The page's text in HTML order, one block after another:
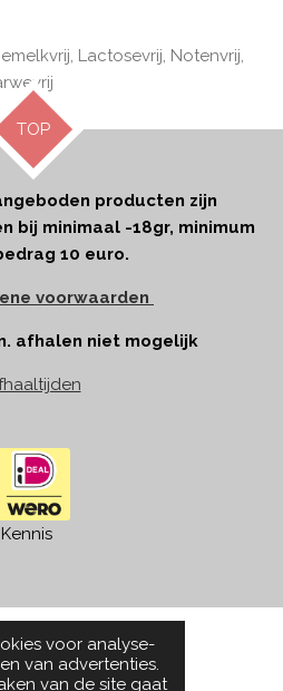
voor analyse-
van advertenties.
van de site gaat
Lactosevrij, Notenvrij,
TOP
producten zijn
bij minimaal -18gr, minimum
10 euro.
voorwaarden
afhalen niet mogelijk